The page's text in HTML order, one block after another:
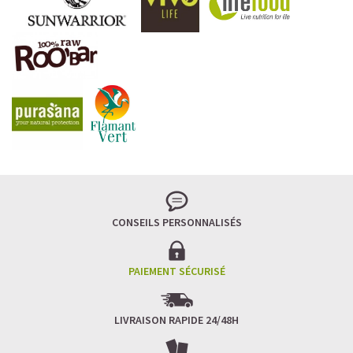
appréciée par de nombreux sportifs de haut niveau. Ce
super aliment hyperprotéiné s'adresse aussi bien à ceux
qui pratiquent des sports intensifs de type
qu'à ceux qui exercent des sports d'endurance comme le
marathon
LA SPIRULINE FLAMANT VERT, N°1 DE LA
SPIRULINE ÉCOLOGIQUE
CONSEILS PERSONNALISÉS
PAIEMENT SÉCURISÉ
LIVRAISON RAPIDE 24/48H